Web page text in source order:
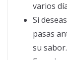
varios
Si
pasas
su sabor.